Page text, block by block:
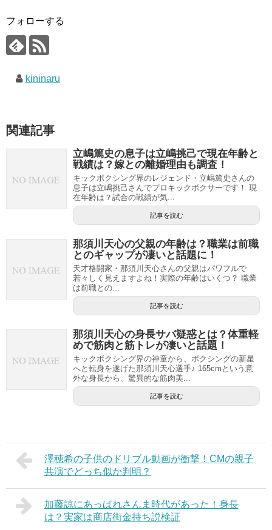
フォローする
kininaru
関連記事
立嶋篤史の息子は立嶋挑己で現在年齢と
戦績は？嫁との離婚理由も調査！
キックボクシング界のレジェンド・立嶋篤史さんの
息子は立嶋挑己さんでプロキックボクサーです！ 現
在年齢は？試合の戦績が気...
記事を読む
那須川天心の父親の年齢は？職業は前職
とのギャップが凄いと話題に！
天才格闘家・那須川天心さんの父親はパワフルで
若々しく見えますよね！実際の年齢はいくつ？ 職業
は前職との...
記事を読む
那須川天心の身長サバ疑惑とは？体重軽
めで筋肉と筋トレが凄いと話題！
キックボクシング界の神童から、ボクシングの新星
へと転身を遂げた那須川天心選手♪ 165cmという意
外な身長から、驚異的な筋肉美...
記事を読む
澤穂希の子供のドリブル動画が衝撃！CMの親子
共演でどっち似か判明？
加藤諒にあっぱれさんま時代があった！身長
は？実家は商店街金持ち説検証